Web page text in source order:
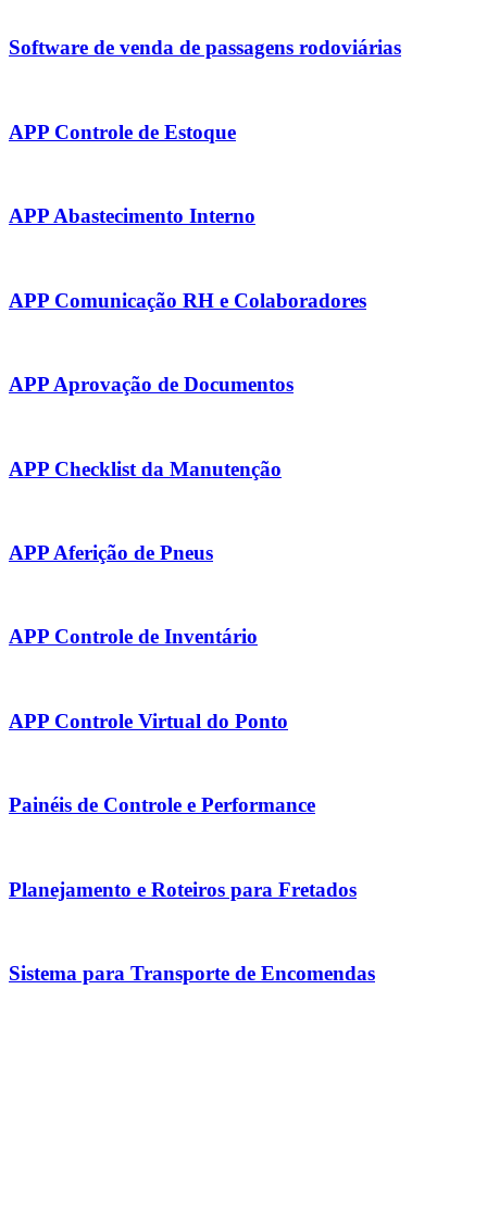
Software de venda de passagens rodoviárias
APP Controle de Estoque
APP Abastecimento Interno
APP Comunicação RH e Colaboradores
APP Aprovação de Documentos
APP Checklist da Manutenção
APP Aferição de Pneus
APP Controle de Inventário
APP Controle Virtual do Ponto
Painéis de Controle e Performance
Planejamento e Roteiros para Fretados
Sistema para Transporte de Encomendas